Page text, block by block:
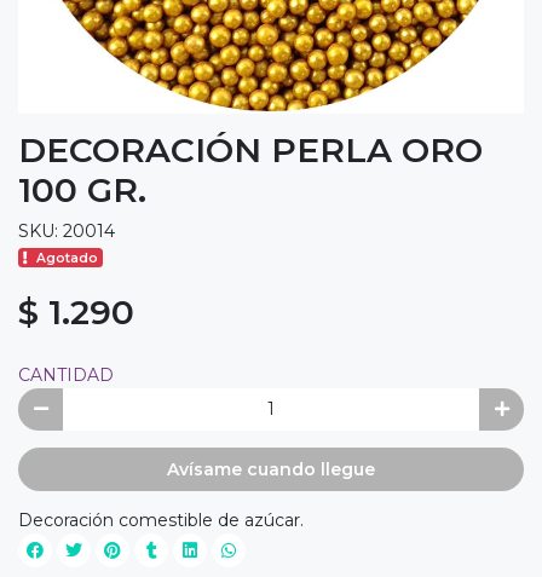
DECORACIÓN PERLA ORO
100 GR.
SKU: 20014
Agotado
$ 1.290
CANTIDAD
Avísame cuando llegue
Decoración comestible de azúcar.